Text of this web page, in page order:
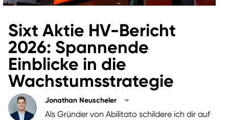
Sixt Aktie HV-Bericht
2026: Spannende
Einblicke in die
Wachstumsstrategie
Jonathan Neuscheler
Als Gründer von Abilitato schildere ich dir auf